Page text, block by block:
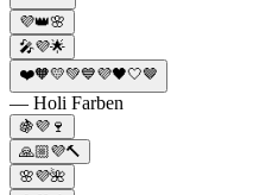
💜👑🌸
🎤💜🌟
❤️🧡💛💚💙💜🖤🤍🤎
— Holi Farben
🍇💜🍷
🙏🏼💜🔨
🌸💜🌺